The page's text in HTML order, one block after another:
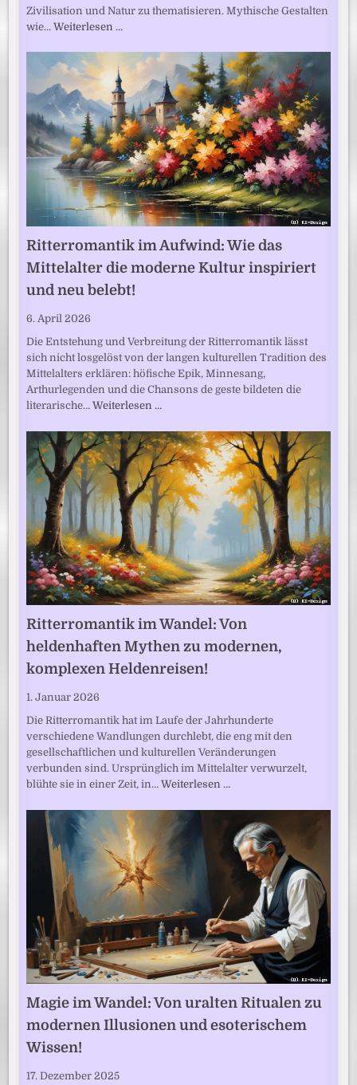
Zivilisation und Natur zu thematisieren. Mythische Gestalten
wie…Weiterlesen …
Ritterromantik im Aufwind: Wie das
Mittelalter die moderne Kultur inspiriert
und neu belebt!
6. April 2026
Die Entstehung und Verbreitung der Ritterromantik lässt
sich nicht losgelöst von der langen kulturellen Tradition des
Mittelalters erklären: höfische Epik, Minnesang,
Arthurlegenden und die Chansons de geste bildeten die
literarische…Weiterlesen …
Ritterromantik im Wandel: Von
heldenhaften Mythen zu modernen,
komplexen Heldenreisen!
1. Januar 2026
Die Ritterromantik hat im Laufe der Jahrhunderte
verschiedene Wandlungen durchlebt, die eng mit den
gesellschaftlichen und kulturellen Veränderungen
verbunden sind. Ursprünglich im Mittelalter verwurzelt,
blühte sie in einer Zeit, in…Weiterlesen …
Magie im Wandel: Von uralten Ritualen zu
modernen Illusionen und esoterischem
Wissen!
17. Dezember 2025